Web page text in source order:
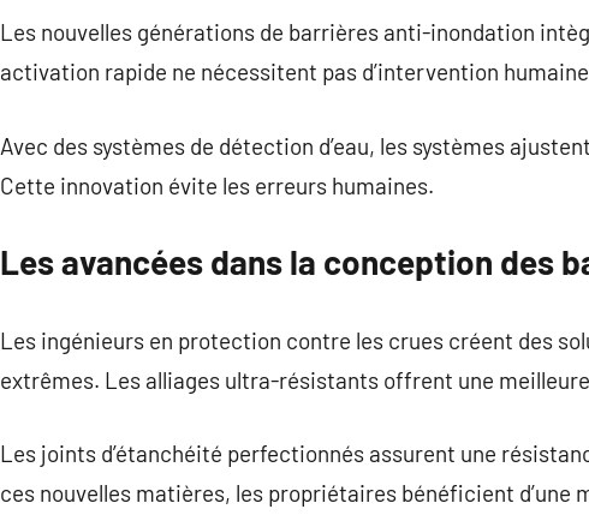
Les nouvelles générations de barrières anti-inondation
activation rapide ne nécessitent pas d’intervention
Avec des systèmes de détection d’eau, les systèmes
Cette innovation évite les erreurs humaines.
Les avancées dans la conception des
Les ingénieurs en protection contre les crues créent des
extrêmes. Les alliages ultra-résistants offrent une
Les joints d’étanchéité perfectionnés assurent une
ces nouvelles matières, les propriétaires bénéficient d’une